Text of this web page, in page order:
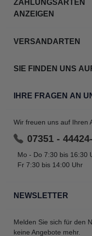
NEWSLETTER
Melden Sie sich für den
keine Angebote mehr.
ZAHLUNGSARTEN
ANZEIGEN
VERSANDARTEN
SIE FINDEN UNS
IHRE FRAGEN AN
Wir freuen uns auf Ihren
07351 -
Mo - Do 7:30 bis 16:30
Fr 7:30 bis 14:00 Uhr